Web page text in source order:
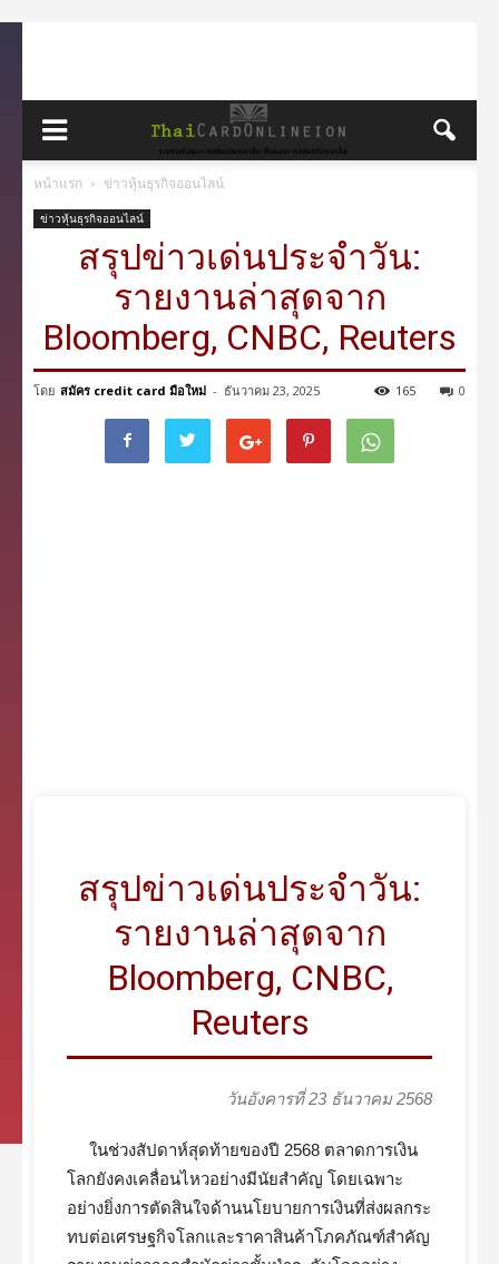
หน้าแรก ข่าวหุ้นธุรกิจออนไลน์
ข่าวหุ้นธุรกิจออนไลน์
สรุปข่าวเด่นประจำวัน:
รายงานล่าสุดจาก
Bloomberg, CNBC, Reuters
โดย สมัคร credit card มือใหม่ - ธันวาคม 23, 2025 0
165
สรุปข่าวเด่นประจำวัน:
รายงานล่าสุดจาก
Bloomberg, CNBC,
Reuters
วันอังคารที่ 23 ธันวาคม 2568
ในช่วงสัปดาห์สุดท้ายของปี 2568 ตลาดการเงิน
โลกยังคงเคลื่อนไหวอย่างมีนัยสำคัญ โดยเฉพาะ
อย่างยิ่งการตัดสินใจด้านนโยบายการเงินที่ส่งผลกระ
ทบต่อเศรษฐกิจโลกและราคาสินค้าโภคภัณฑ์สำคัญ